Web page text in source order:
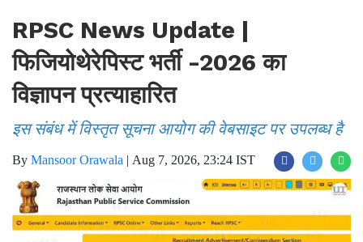
RPSC News Update |
फिजियोथेरेपिस्ट भर्ती -2026 का
विज्ञापन प्रत्याहारित
इस संबंध में विस्तृत सूचना आयोग की वेबसाइट पर उपलब्ध है
ByMansoor Orawala Aug 7, 2026, 23:24 IST